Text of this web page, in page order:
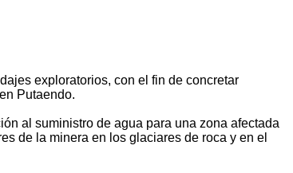
exploratorios, con el fin de concretar
Putaendo.
al suministro de agua para una zona afectada
de la minera en los glaciares de roca y en el